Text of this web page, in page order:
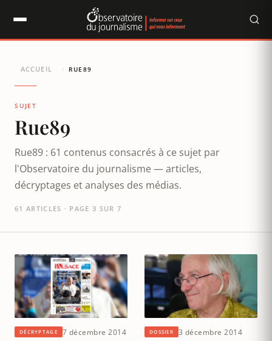
ACCUEIL / RUE89
SUJET
Rue89
Rue89 : 61 contenus consacrés à ce sujet par
l'Observatoire du journalisme — articles,
décryptages et analyses des médias.
61 ARTICLES · PAGE 3 SUR 7
DÉCRYPTAGE 7 décembre 2014 DOSSIER 3 décembre 2014
Panneau de gestion des cookies